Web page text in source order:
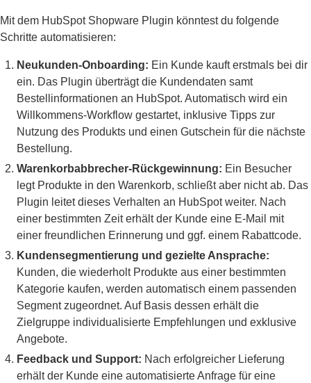
Mit dem HubSpot Shopware Plugin könntest du folgende
Schritte automatisieren:
Neukunden-Onboarding: Ein Kunde kauft erstmals bei dir
ein. Das Plugin überträgt die Kundendaten samt
Bestellinformationen an HubSpot. Automatisch wird ein
Willkommens-Workflow gestartet, inklusive Tipps zur
Nutzung des Produkts und einen Gutschein für die nächste
Bestellung.
Warenkorbabbrecher-Rückgewinnung: Ein Besucher
legt Produkte in den Warenkorb, schließt aber nicht ab. Das
Plugin leitet dieses Verhalten an HubSpot weiter. Nach
einer bestimmten Zeit erhält der Kunde eine E-Mail mit
einer freundlichen Erinnerung und ggf. einem Rabattcode.
Kundensegmentierung und gezielte Ansprache:
Kunden, die wiederholt Produkte aus einer bestimmten
Kategorie kaufen, werden automatisch einem passenden
Segment zugeordnet. Auf Basis dessen erhält die
Zielgruppe individualisierte Empfehlungen und exklusive
Angebote.
Feedback und Support: Nach erfolgreicher Lieferung
erhält der Kunde eine automatisierte Anfrage für eine